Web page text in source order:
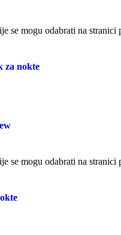
se mogu odabrati na stranici
za nokte
se mogu odabrati na stranici